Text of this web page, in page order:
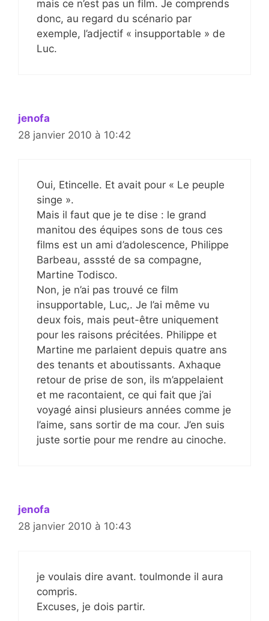
mais ce n’est pas un film. Je comprends
donc, au regard du scénario par
exemple, l’adjectif « insupportable » de
Luc.
jenofa
28 janvier 2010 à 10:42
Oui, Etincelle. Et avait pour « Le peuple
singe ».
Mais il faut que je te dise : le grand
manitou des équipes sons de tous ces
films est un ami d’adolescence, Philippe
Barbeau, asssté de sa compagne,
Martine Todisco.
Non, je n’ai pas trouvé ce film
insupportable, Luc,. Je l’ai même vu
deux fois, mais peut-être uniquement
pour les raisons précitées. Philippe et
Martine me parlaient depuis quatre ans
des tenants et aboutissants. Axhaque
retour de prise de son, ils m’appelaient
et me racontaient, ce qui fait que j’ai
voyagé ainsi plusieurs années comme je
l’aime, sans sortir de ma cour. J’en suis
juste sortie pour me rendre au cinoche.
jenofa
28 janvier 2010 à 10:43
je voulais dire avant. toulmonde il aura
compris.
Excuses, je dois partir.